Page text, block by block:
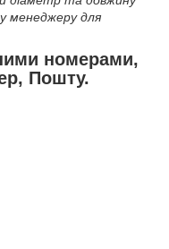
менеджеру для
номерами,
Пошту.